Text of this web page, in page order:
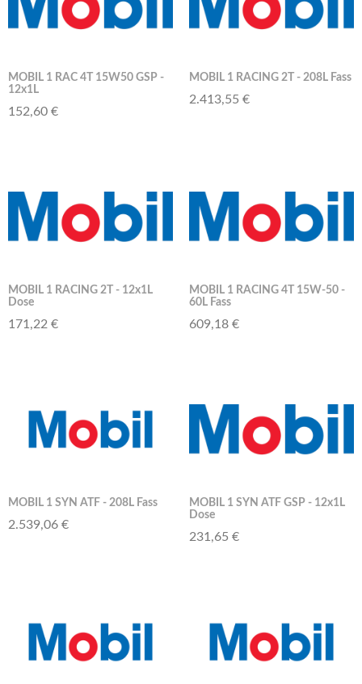
MOBIL 1 RAC 4T 15W50 GSP -
12x1L
152,60 €
MOBIL 1 RACING 2T - 208L Fass
2.413,55 €
MOBIL 1 RACING 2T - 12x1L
Dose
171,22 €
MOBIL 1 RACING 4T 15W-50 -
60L Fass
609,18 €
MOBIL 1 SYN ATF - 208L Fass
2.539,06 €
MOBIL 1 SYN ATF GSP - 12x1L
Dose
231,65 €